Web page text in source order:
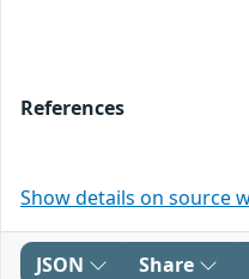
References
Show details on source
JSON Share